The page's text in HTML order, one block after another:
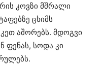
კოვზი მშრალი
ცხიმს
აშორებს. მდოგვი
ფენას, სოდა კი